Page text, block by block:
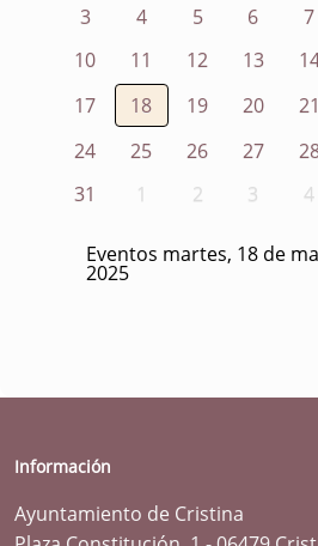
3
4 5 6 7
10
11 12 13
17
18 19 20 21
24
25 26 27
31
1 2 3 4
Eventos martes, 18 de
2025
Información
Ayuntamiento de Cristina